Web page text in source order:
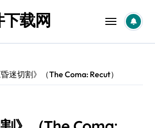
载网
昏迷切割》（The Coma: Recut）